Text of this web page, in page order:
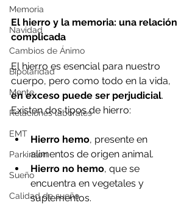
Memoria
Navidad
Cambios de Ánimo
Bipolaridad
Mente
Relaciones laborales
EMT
Parkinson
Sueño
Calidad de sueño
El hierro y la memoria: una relación
complicada
El hierro es esencial para nuestro
cuerpo, pero como todo en la vida,
en exceso puede ser perjudicial.
Existen dos tipos de hierro:
Hierro hemo, presente en
alimentos de origen animal.
Hierro no hemo, que se
encuentra en vegetales y
suplementos.